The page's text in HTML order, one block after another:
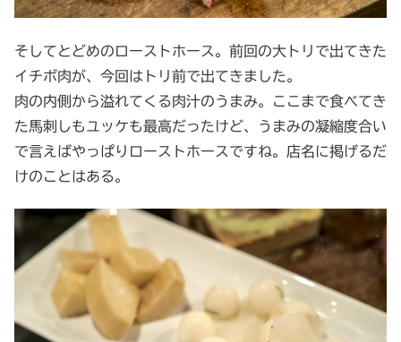
そしてとどめのローストホース。前回の大トリで出てきた
イチボ肉が、今回はトリ前で出てきました。
肉の内側から溢れてくる肉汁のうまみ。ここまで食べてき
た馬刺しもユッケも最高だったけど、うまみの凝縮度合い
で言えばやっぱりローストホースですね。店名に掲げるだ
けのことはある。